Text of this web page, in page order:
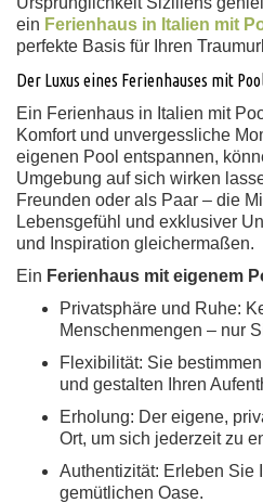
ein Ferienhaus in Italien mit
perfekte Basis für Ihren
Der Luxus eines Ferienhauses mit
Ein Ferienhaus in Italien mit
Komfort und unvergessliche
eigenen Pool entspannen,
Umgebung auf sich wirken
Freunden oder als Paar – die
Lebensgefühl und exklusiver
und Inspiration gleichermaßen.
Ein Ferienhaus mit eigenem
Privatsphäre und Ruhe:
Menschenmengen – nur
Flexibilität: Sie
und gestalten Ihren
Erholung: Der eigene,
Ort, um sich jederzeit zu
Authentizität: Erleben Sie
gemütlichen Oase.